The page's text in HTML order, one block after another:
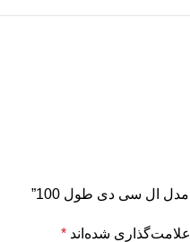
ال سی دی طول 100”
شده‌اند *